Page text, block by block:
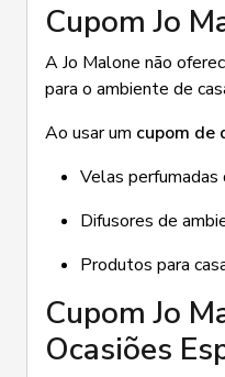
Cupom Jo
A Jo Malone não
para o ambiente de
Ao usar um cupom de
Velas
Difusores de
Produtos para
Cupom Jo
Ocasiões